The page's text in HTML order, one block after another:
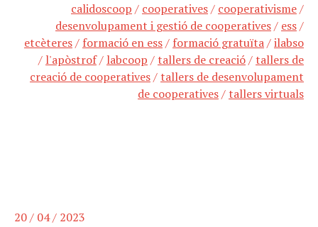
calidoscoop / cooperatives/ cooperativisme/
desenvolupament i gestió de cooperatives/ ess/
etcèteres/ formació en ess/ formació gratuïta/ilabso
/ l'apòstrof/ labcoop /tallers de creació/tallers de
creació de cooperatives/tallers de desenvolupament
de cooperatives/tallers virtuals
20 / 04 / 2023